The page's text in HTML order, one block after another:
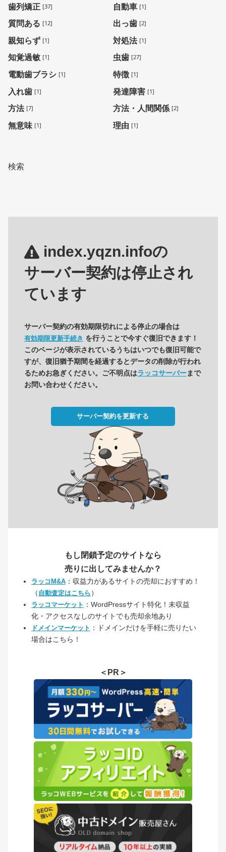
歯列矯正 [37] 自動車 [1]
質問ある [12] 出っ歯 [2]
親知らず [1] 対処法 [1]
知覚過敏 [1] 虫歯 [27]
電動歯ブラシ [1] 特徴 [1]
入れ歯 [1] 発達障害 [1]
方法 [7] 方法・人間関係 [2]
無意味 [1] 理由 [1]
検索